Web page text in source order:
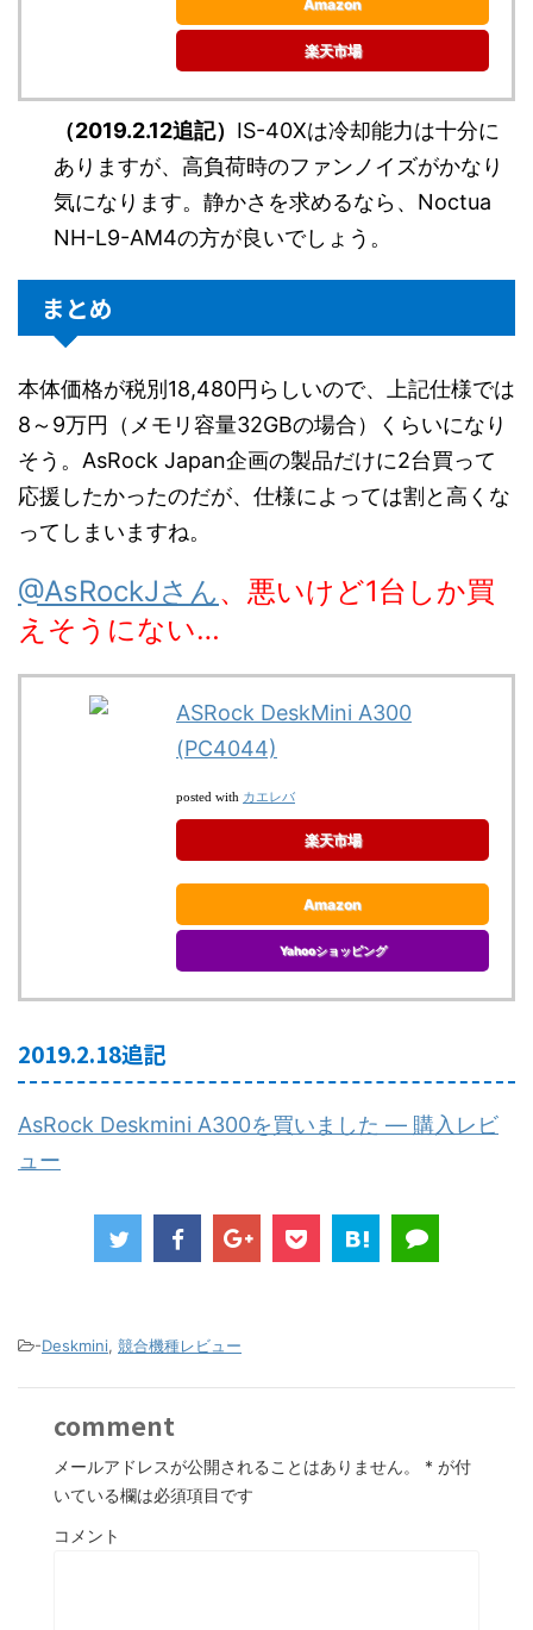
Amazon
楽天市場
（2019.2.12追記） IS-40Xは冷却能力は十分に
ありますが、高負荷時のファンノイズがかなり
気になります。静かさを求めるなら、Noctua
NH-L9-AM4の方が良いでしょう。
まとめ
本体価格が税別18,480円らしいので、上記仕様では
8～9万円（メモリ容量32GBの場合）くらいになり
そう。AsRock Japan企画の製品だけに2台買って
応援したかったのだが、仕様によっては割と高くな
ってしまいますね。
@AsRockJさん、悪いけど1台しか買
えそうにない…
ASRock DeskMini A300
(PC4044)
posted with カエレバ
楽天市場
Amazon
Yahooショッピング
2019.2.18追記
AsRock Deskmini A300を買いました ― 購入レビ
ュー
-Deskmini, 競合機種レビュー
comment
メールアドレスが公開されることはありません。 * が付
いている欄は必須項目です
コメント